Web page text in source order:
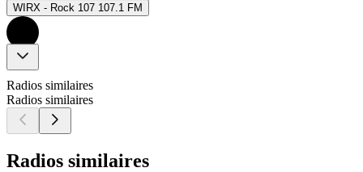
WIRX - Rock 107 107.1 FM
Radios similaires
Radios similaires
Radios similaires